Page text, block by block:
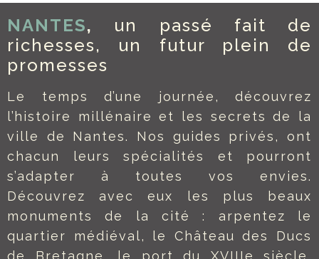
NANTES,
un passé fait de
richesses, un futur plein de
promesses
Le temps d’une journée, découvrez
l’histoire millénaire et les secrets de la
ville de Nantes. Nos guides privés, ont
chacun leurs spécialités et pourront
s’adapter à toutes vos envies.
Découvrez avec eux les plus beaux
monuments de la cité : arpentez le
quartier médiéval, le Château des Ducs
de Bretagne, le port du XVIIIe siècle,